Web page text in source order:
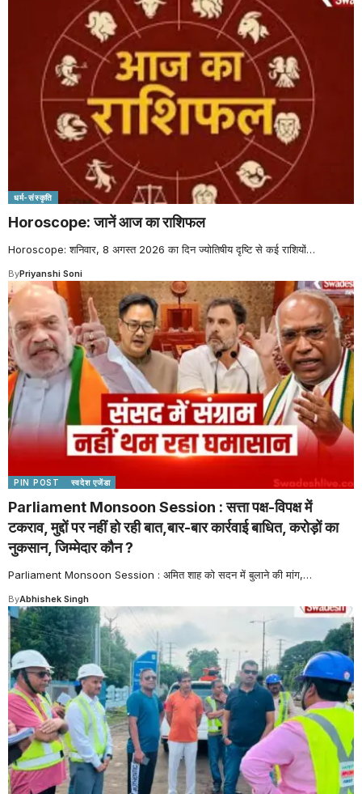
धर्म-संस्कृति
Horoscope: जानें आज का राशिफल
Horoscope: शनिवार, 8 अगस्त 2026 का दिन ज्योतिषीय दृष्टि से कई राशियों…
ByPriyanshi Soni
PIN POST स्वदेश एजेंडा
Parliament Monsoon Session : सत्ता पक्ष-विपक्ष में
टकराव, मुद्दों पर नहीं हो रही बात,बार-बार कार्रवाई बाधित, करोड़ों का
नुकसान, जिम्मेदार कौन ?
Parliament Monsoon Session : अमित शाह को सदन में बुलाने की मांग,…
ByAbhishek Singh